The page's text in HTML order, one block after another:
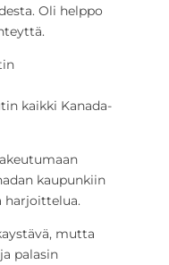
Oli helppo
kaikki Kanada-
kaupunkiin
harjoittelua.
mutta
palasin